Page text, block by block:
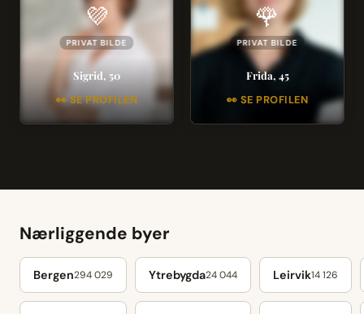
💜
PRIVAT BILDE
Sigrid, 50
👀 SE PROFILEN
🌹
PRIVAT BILDE
Frida, 45
👀 SE PROFILEN
Nærliggende byer
Bergen294 029 Ytrebygda24 044 Leirvik14 126